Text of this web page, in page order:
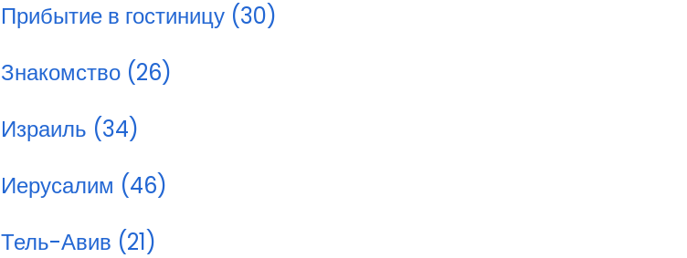
Прибытие в гостиницу (30)
Знакомство (26)
Израиль (34)
Иерусалим (46)
Тель-Авив (21)